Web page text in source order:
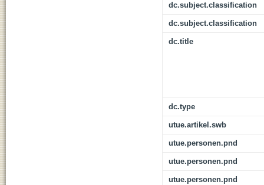
dc.subject.classification
dc.subject.classification
dc.title
dc.type
utue.artikel.swb
utue.personen.pnd
utue.personen.pnd
utue.personen.pnd